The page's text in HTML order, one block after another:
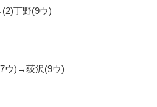
丁野(9ウ)
ウ)→荻沢(9ウ)